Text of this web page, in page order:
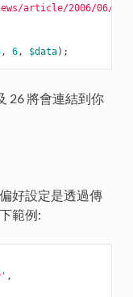
article/2006/06/
, 6, $data);
26 將會連結到你
好設定是透過傳
範例:
,